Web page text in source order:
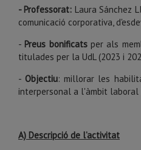
- Professorat: Laura Sánchez
comunicació corporativa,
- Preus bonificatsper als
titulades per la UdL (2023 i
- Objectiu: millorar les
interpersonal a l'àmbit laboral
A) Descripció de l’activitat